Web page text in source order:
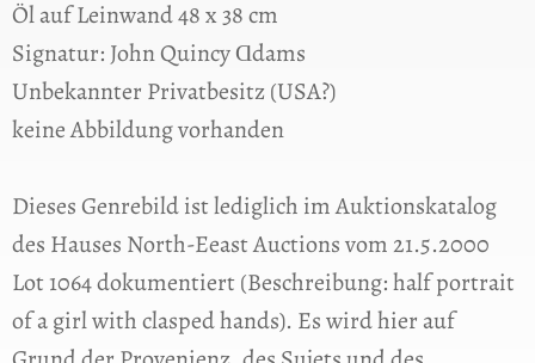
Öl auf Leinwand 48 x 38 cm
Signatur: John Quincy Ɑdams
Unbekannter Privatbesitz (USA?)
keine Abbildung vorhanden
Dieses Genrebild ist lediglich im Auktionskatalog
des Hauses North-Eeast Auctions vom 21.5.2000
Lot 1064 dokumentiert (Beschreibung: half portrait
of a girl with clasped hands). Es wird hier auf